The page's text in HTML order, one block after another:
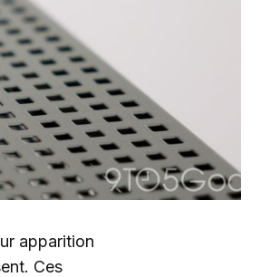
apparition
Ces